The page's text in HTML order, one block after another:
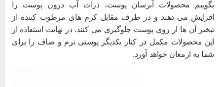
محصولات آبرسان پوست، ذرات آب درون پوست را
می دهند و در طرف مقابل کرم های مرطوب کننده از
آن ها از روی پوست جلوگیری می کنند. در نهایت استفاده از
محصولات مکمل در کنار یکدیگر پوستی نرم و صاف را برای
به ارمغان خواهد آورد.